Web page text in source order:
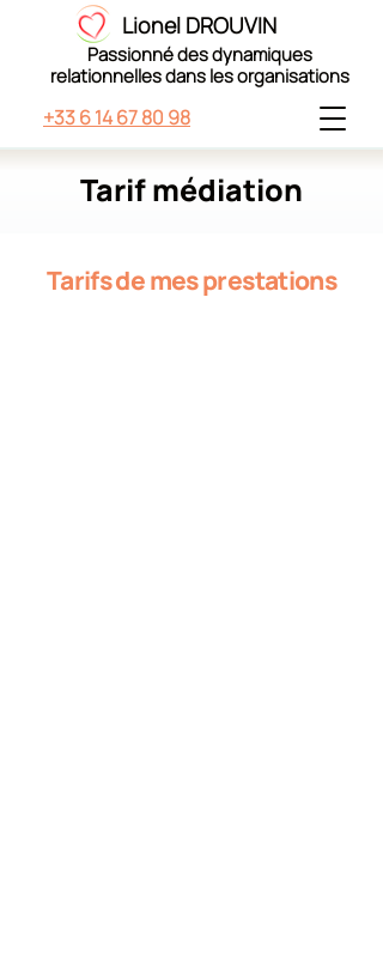
Lionel DROUVIN
Passionné des dynamiques
relationnelles dans les organisations
+33 6 14 67 80 98
Tarif médiation
Tarifs de mes prestations